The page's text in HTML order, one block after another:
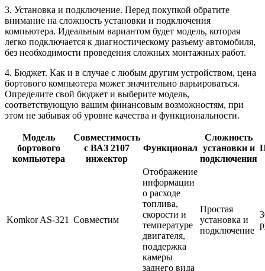
3. Установка и подключение. Перед покупкой обратите
внимание на сложность установки и подключения
компьютера. Идеальным вариантом будет модель, которая
легко подключается к диагностическому разъему автомобиля,
без необходимости проведения сложных монтажных работ.
4. Бюджет. Как и в случае с любым другим устройством, цена
бортового компьютера может значительно варьироваться.
Определите свой бюджет и выберите модель,
соответствующую вашим финансовым возможностям, при
этом не забывая об уровне качества и функциональности.
Модель
бортового
компьютера
Совместимость
с ВАЗ 2107
инжектор
Функционал
Сложность
установки и
подключения
Komkor AS-321 Совместим
Отображение
информации
о расходе
топлива,
скорости и
температуре
двигателя,
поддержка
камеры
заднего вида
Простая
установка и
подключение